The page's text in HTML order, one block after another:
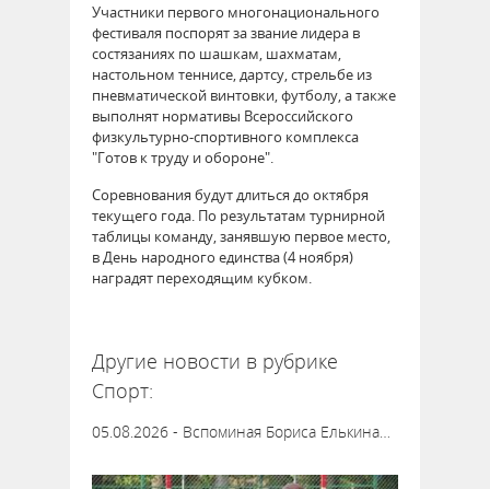
Участники первого многонационального
фестиваля поспорят за звание лидера в
состязаниях по шашкам, шахматам,
настольном теннисе, дартсу, стрельбе из
пневматической винтовки, футболу, а также
выполнят нормативы Всероссийского
физкультурно-спортивного комплекса
"Готов к труду и обороне".
Соревнования будут длиться до октября
текущего года. По результатам турнирной
таблицы команду, занявшую первое место,
в День народного единства (4 ноября)
наградят переходящим кубком.
Другие новости в рубрике
Спорт:
05.08.2026 - Вспоминая Бориса Елькина…